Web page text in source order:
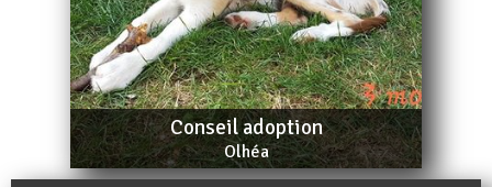
Conseil adoption
Olhéa